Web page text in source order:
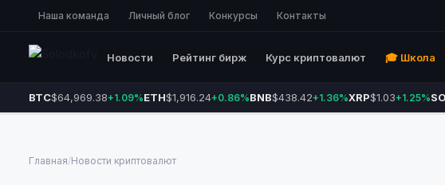
Наша команда Личный блог Конкурсы Контакты
Новости Рейтинг бирж Курс криптовалют 🎓 Школа
BTC$64,969.38+1.09%ETH$1,916.24+0.86%BNB$438.42+1.36%XRP$1.03+1.25%
Главная/Новости криптовалют